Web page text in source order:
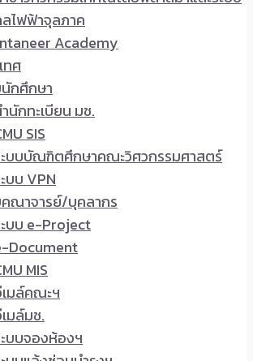
ไฟฟ้าจุลภาค
Academy
ทศ
กศึกษา
นักทะเบียน มช.
SIS
บบบัณฑิตศึกษาคณะวิศวกรรมศาสตร์
บบ VPN
ณาจารย์/บุคลากร
บบ e-Project
Document
MIS
มล์คณะฯ
มล์มช.
บบจองห้องฯ